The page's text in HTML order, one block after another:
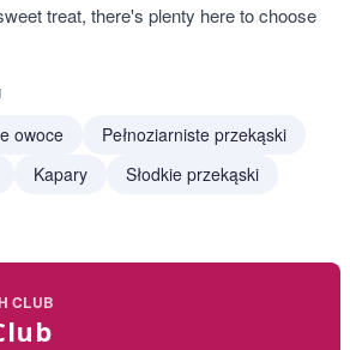
treat, there's plenty here to choose
owoce
Pełnoziarniste przekąski
Kapary
Słodkie przekąski
CLUB